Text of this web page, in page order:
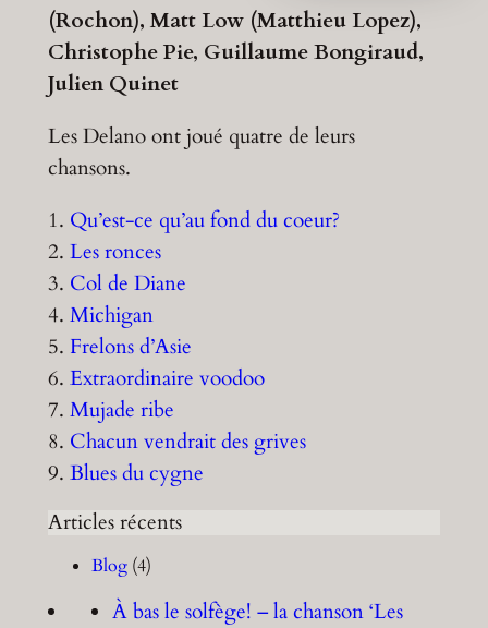
(Rochon), Matt Low (Matthieu Lopez),
Christophe Pie, Guillaume Bongiraud,
Julien Quinet
Les Delano ont joué quatre de leurs
chansons.
1. Qu’est-ce qu’au fond du coeur?
2. Les ronces
3. Col de Diane
4. Michigan
5. Frelons d’Asie
6. Extraordinaire voodoo
7. Mujade ribe
8. Chacun vendrait des grives
9. Blues du cygne
Articles récents
Blog(4)
À bas le solfège! – la chanson ‘Les